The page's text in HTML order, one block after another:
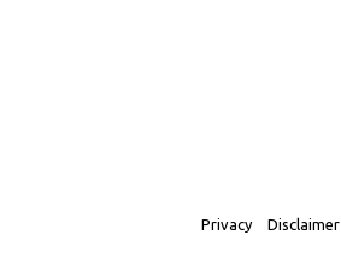
Privacy Disclaimer